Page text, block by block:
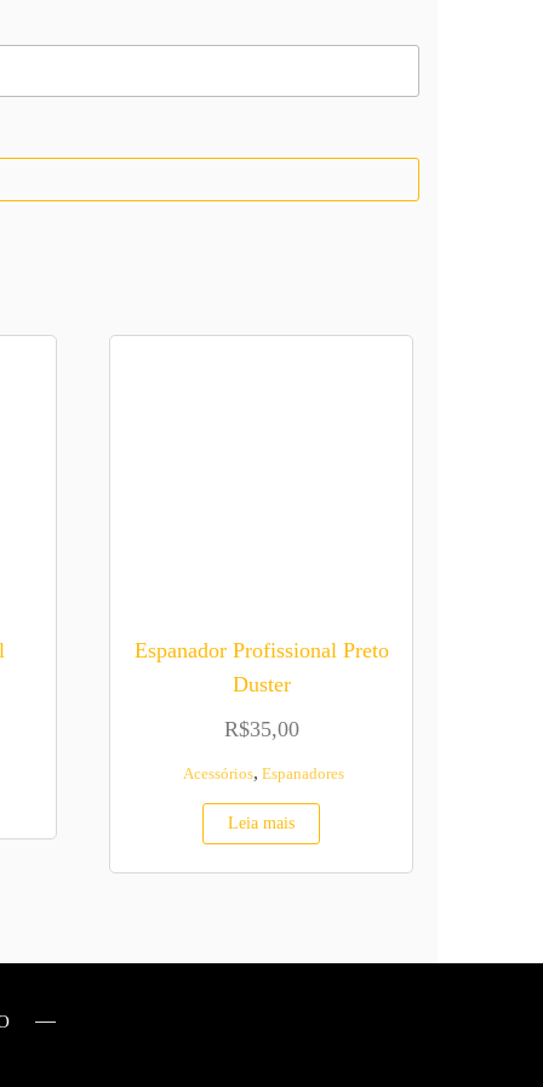
Espanador Profissional Preto
Duster
R$35,00
Acessórios, Espanadores
Leia mais